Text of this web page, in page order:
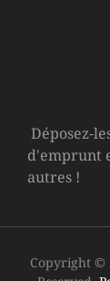
Déposez-
d'emprunt
autres !
Copyright ©